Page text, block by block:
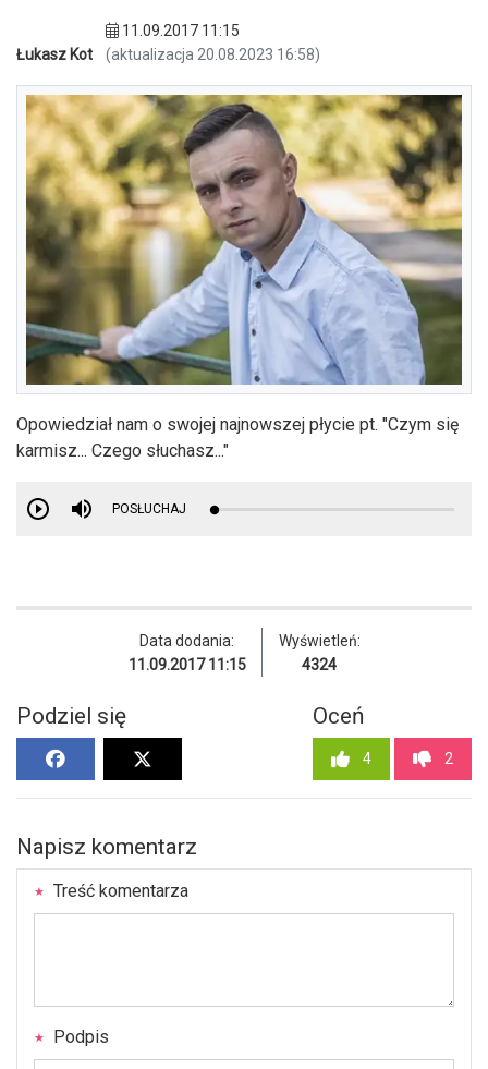
Łukasz Kot
11.09.2017 11:15
(aktualizacja 20.08.2023 16:58)
Opowiedział nam o swojej najnowszej płycie pt. "Czym się
karmisz... Czego słuchasz..."
POSŁUCHAJ
Data dodania:
11.09.2017 11:15
Wyświetleń:
4324
Podziel się Oceń
4 2
Napisz komentarz
Treść komentarza
Podpis